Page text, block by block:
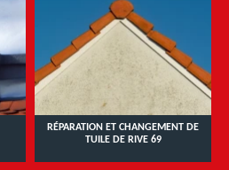
RÉPARATION ET CHANGEMENT DE
TUILE DE RIVE 69